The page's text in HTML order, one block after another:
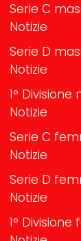
Serie C
Notizie
Serie D
Notizie
1°
Notizie
Serie C
Notizie
Serie D
Notizie
1°